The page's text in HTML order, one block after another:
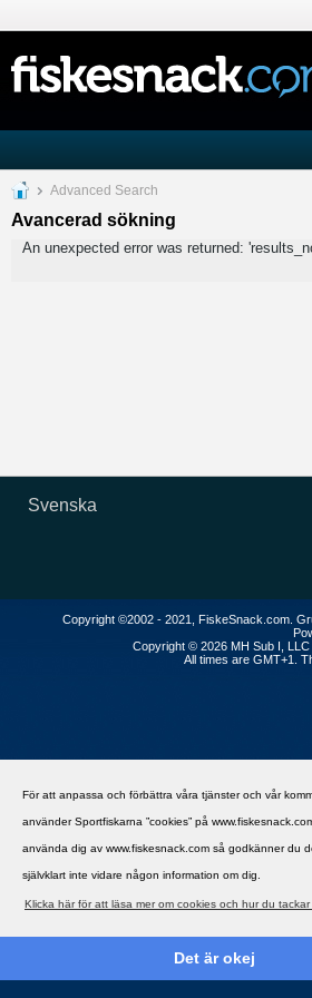
För att anpassa och förbättra våra tjänster och vår
använder Sportfiskarna ”cookies” på
använda dig av www.fiskesnack.com så godkänner du
självklart inte vidare någon information om dig.
Klicka här för att läsa mer om cookies och hur du tackar
Det är okej
Advanced Search
Avancerad sökning
An unexpected error was returned:
Svenska
Copyright ©2002 - 2021, FiskeSnack.com.
Copyright © 2026 MH Sub I,
All times are GMT+1.